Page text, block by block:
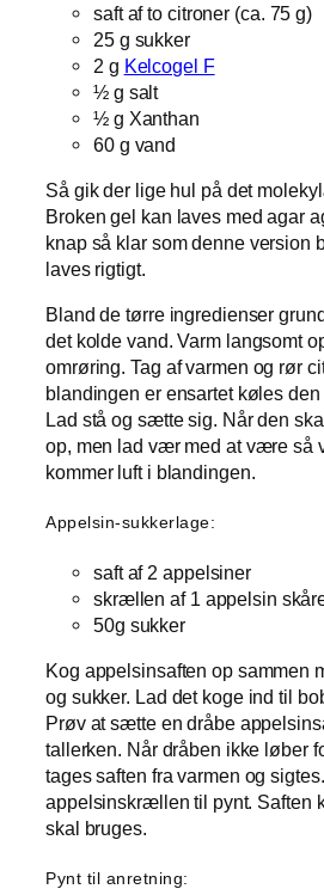
saft af to citroner (ca. 75 g)
25 g sukker
2 g Kelcogel F
½ g salt
½ g Xanthan
60 g vand
Så gik der lige hul på det
Broken gel kan laves med agar
knap så klar som denne version
laves rigtigt.
Bland de tørre ingredienser
det kolde vand. Varm langsomt
omrøring. Tag af varmen og rør
blandingen er ensartet køles
Lad stå og sætte sig. Når den
op, men lad vær med at være så
kommer luft i blandingen.
Appelsin-sukkerlage:
saft af 2 appelsiner
skrællen af 1 appelsin
50g sukker
Kog appelsinsaften op sammen
og sukker. Lad det koge ind til
Prøv at sætte en dråbe
tallerken. Når dråben ikke løber
tages saften fra varmen og
appelsinskrællen til pynt. Saften
skal bruges.
Pynt til anretning: